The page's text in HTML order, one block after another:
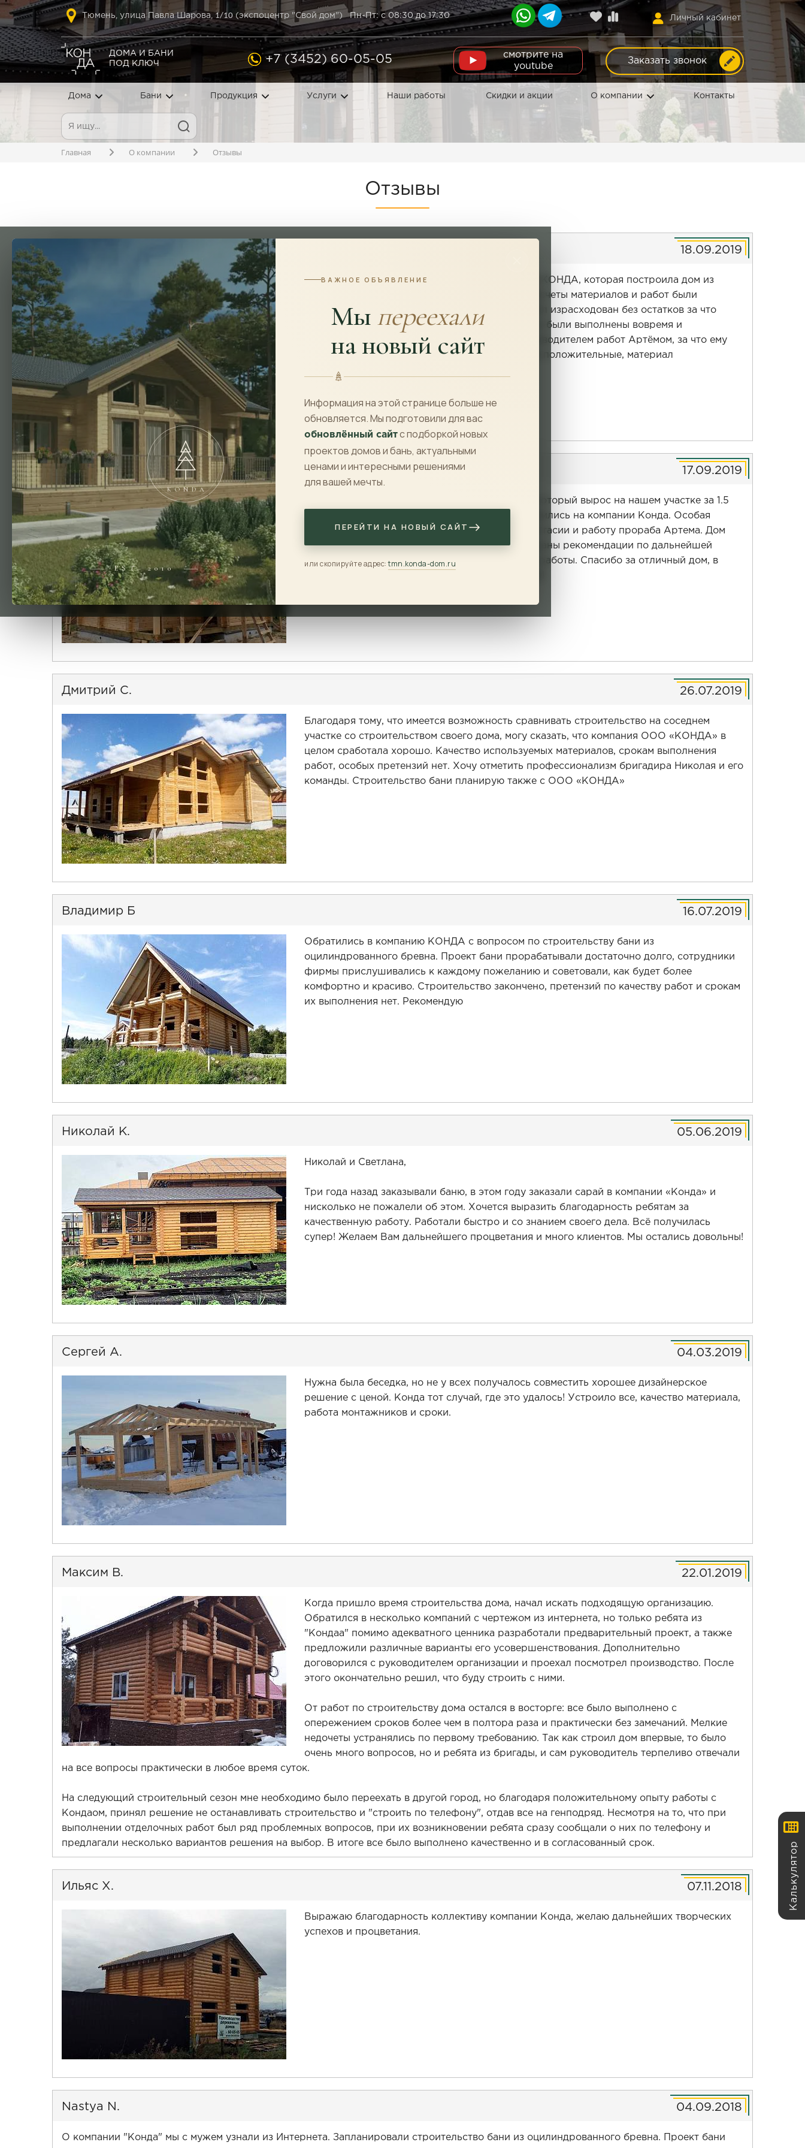
Тюмень, улица Павла Шарова, 1/10 (экспоцентр "Свой дом") Пн-Пт: с 08:30 до 17:30 Личный кабинет
ДОМА И БАНИ
ПОД КЛЮЧ
+7 (3452) 60-05-05
смотрите на
youtube
Заказать звонок
Дома Бани Продукция Услуги Наши работы Скидки и акции О компании Контакты
Главная О компании Отзывы
Отзывы
KONDA
EST. 2010
ВАЖНОЕ ОБЪЯВЛЕНИЕ
Мыпереехали
на новый сайт
Информация на этой странице больше не
обновляется. Мы подготовили для вас
обновлённый сайт с подборкой новых
проектов домов и бань, актуальными
ценами и интересными решениями
для вашей мечты.
ПЕРЕЙТИ НА НОВЫЙ САЙТ
или скопируйте адрес:tmn.konda-dom.ru
18.09.2019
Имел благоприятный опыт работы с компанией КОНДА, которая построила дом из
профилированного бруса на нашем участке. Расчеты материалов и работ были
произведены быстро и корректно. Материал был израсходован без остатков за что
спасибо инженеру компании Анастасии. Работы были выполнены вовремя и
качественно, с осуществлением контроля производителем работ Артёмом, за что ему
отдельная благодарность. В целом впечатления положительные, материал
качественный, рекомендую!
Оксана А. 17.09.2019
Хочется поблагодарить команду Конда за дом который вырос на нашем участке за 1.5
месяца.Долго выбирали по стоимости и остановились на компании Конда. Особая
благодарность в консультации менеджера Анастасии и работу прораба Артема. Дом
построен по технологии, брус был обработан, даны рекомендации по дальнейшей
обработке бруса и рекомендованы следующие работы. Спасибо за отличный дом, в
Дмитрий С. 26.07.2019
Благодаря тому, что имеется возможность сравнивать строительство на соседнем
участке со строительством своего дома, могу сказать, что компания ООО «КОНДА» в
целом сработала хорошо. Качество используемых материалов, срокам выполнения
работ, особых претензий нет. Хочу отметить профессионализм бригадира Николая и его
команды. Строительство бани планирую также с ООО «КОНДА»
Владимир Б 16.07.2019
Обратились в компанию КОНДА с вопросом по строительству бани из
оцилиндрованного бревна. Проект бани прорабатывали достаточно долго, сотрудники
фирмы прислушивались к каждому пожеланию и советовали, как будет более
комфортно и красиво. Строительство закончено, претензий по качеству работ и срокам
их выполнения нет. Рекомендую
Николай К. 05.06.2019
Николай и Светлана,
Три года назад заказывали баню, в этом году заказали сарай в компании «Конда» и
нисколько не пожалели об этом. Хочется выразить благодарность ребятам за
качественную работу. Работали быстро и со знанием своего дела. Всё получилась
супер! Желаем Вам дальнейшего процветания и много клиентов. Мы остались довольны!
Сергей А. 04.03.2019
Нужна была беседка, но не у всех получалось совместить хорошее дизайнерское
решение с ценой. Конда тот случай, где это удалось! Устроило все, качество материала,
работа монтажников и сроки.
Максим В. 22.01.2019
Когда пришло время строительства дома, начал искать подходящую организацию.
Обратился в несколько компаний с чертежом из интернета, но только ребята из
"Кондаа" помимо адекватного ценника разработали предварительный проект, а также
предложили различные варианты его усовершенствования. Дополнительно
договорился с руководителем организации и проехал посмотрел производство. После
этого окончательно решил, что буду строить с ними.
От работ по строительству дома остался в восторге: все было выполнено с
опережением сроков более чем в полтора раза и практически без замечаний. Мелкие
недочеты устранялись по первому требованию. Так как строил дом впервые, то было
очень много вопросов, но и ребята из бригады, и сам руководитель терпеливо отвечали
на все вопросы практически в любое время суток.
На следующий строительный сезон мне необходимо было переехать в другой город, но благодаря положительному опыту работы с
Кондаом, принял решение не останавливать строительство и "строить по телефону", отдав все на генподряд. Несмотря на то, что при
выполнении отделочных работ был ряд проблемных вопросов, при их возникновении ребята сразу сообщали о них по телефону и
предлагали несколько вариантов решения на выбор. В итоге все было выполнено качественно и в согласованный срок.
Ильяс Х. 07.11.2018
Выражаю благодарность коллективу компании Конда, желаю дальнейших творческих
успехов и процветания.
Nastya N. 04.09.2018
О компании "Конда" мы с мужем узнали из Интернета. Запланировали строительство бани из оцилиндрованного бревна. Проект бани
Калькулятор